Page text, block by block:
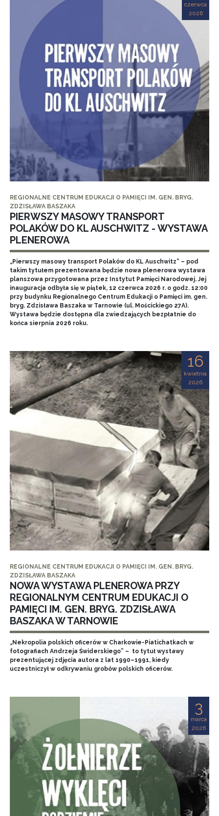
czerwca
2026
REGIONALNE CENTRUM EDUKACJI O PAMIĘCI IM. GEN. BRYG.
ZDZISŁAWA BASZAKA
PIERWSZY MASOWY TRANSPORT
POLAKÓW DO KL AUSCHWITZ - WYSTAWA
PLENEROWA
„Pierwszy masowy transport Polaków do KL Auschwitz” – pod
takim tytułem prezentowana będzie nowa plenerowa wystawa
planszowa przygotowana przez Instytut Pamięci Narodowej. Jej
inauguracja odbyła się w piątek, 12 czerwca 2026 r. o godz. 12:00
przy budynku Regionalnego Centrum Edukacji o Pamięci im. gen.
bryg. Zdzisława Baszaka w Tarnowie (ul. Mościckiego 27A).
Wystawa będzie dostępna dla zwiedzających bezpłatnie do
końca sierpnia 2026 roku.
16
kwietnia
2026
REGIONALNE CENTRUM EDUKACJI O PAMIĘCI IM. GEN. BRYG.
ZDZISŁAWA BASZAKA
NOWA WYSTAWA PLENEROWA PRZY
REGIONALNYM CENTRUM EDUKACJI O
PAMIĘCI IM. GEN. BRYG. ZDZISŁAWA
BASZAKA W TARNOWIE
„Nekropolia polskich oficerów w Charkowie-Piatichatkach w
fotografiach Andrzeja Świderskiego” – to tytuł wystawy
prezentującej zdjęcia autora z lat 1990–1991, kiedy
uczestniczył w odkrywaniu grobów polskich oficerów.
3
marca
2026